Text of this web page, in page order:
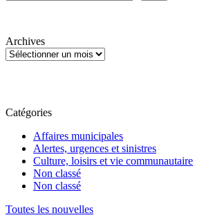
Archives
Catégories
Affaires municipales
Alertes, urgences et sinistres
Culture, loisirs et vie communautaire
Non classé
Non classé
Toutes les nouvelles